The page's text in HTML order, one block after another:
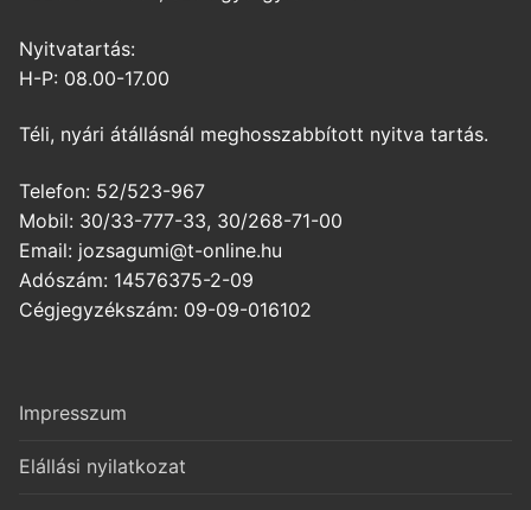
Nyitvatartás:
H-P: 08.00-17.00
Téli, nyári átállásnál meghosszabbított nyitva tartás.
Telefon: 52/523-967
Mobil: 30/33-777-33, 30/268-71-00
Email: jozsagumi@t-online.hu
Adószám: 14576375-2-09
Cégjegyzékszám: 09-09-016102
Impresszum
Elállási nyilatkozat